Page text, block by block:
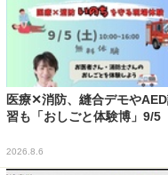
医療✕消防、縫合デモや
習も「おしごと体験博」9/5
2026.8.6